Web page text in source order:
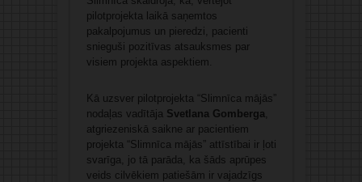
pilotprojekta laikā saņemtos
pakalpojumus un pieredzi, pacienti
snieguši pozitīvas atsauksmes par
visiem projekta aspektiem.
Kā uzsver pilotprojekta “Slimnīca mājās”
nodaļas vadītāja Svetlana Gomberga,
atgriezeniskā saikne ar pacientiem
projekta “Slimnīca mājās” attīstībai ir ļoti
svarīga, jo tā parāda, ka šāds aprūpes
veids cilvēkiem patiešām ir vajadzīgs